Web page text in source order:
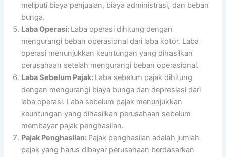
meliputi biaya penjualan, biaya administrasi, dan beban
bunga.
Laba Operasi: Laba operasi dihitung dengan
mengurangi beban operasional dari laba kotor. Laba
operasi menunjukkan keuntungan yang dihasilkan
perusahaan setelah mengurangi beban operasional.
Laba Sebelum Pajak: Laba sebelum pajak dihitung
dengan mengurangi biaya bunga dan depresiasi dari
laba operasi. Laba sebelum pajak menunjukkan
keuntungan yang dihasilkan perusahaan sebelum
membayar pajak penghasilan.
Pajak Penghasilan: Pajak penghasilan adalah jumlah
pajak yang harus dibayar perusahaan berdasarkan